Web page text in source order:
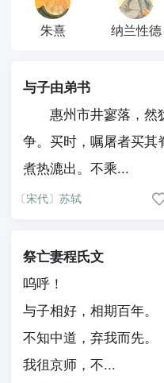
朱熹 纳兰性德
与子由弟书
惠州市井寥落，然
争。买时，嘱屠者买
煮热漉出。不乘...
〔宋代〕苏轼
祭亡妻程氏文
呜呼！
与子相好，相期百年。
不知中道，弃我而先。
我徂京师，不...